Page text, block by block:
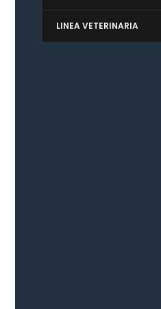
LINEA VETERINARIA